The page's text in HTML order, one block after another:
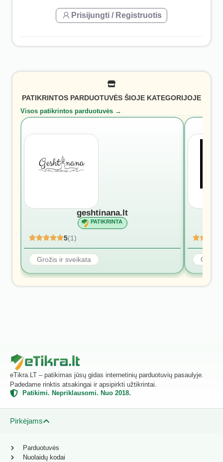
Prisijungti / Registruotis
PATIKRINTOS PARDUOTUVĖS ŠIOJE KATEGORIJOJE
Visos patikrintos parduotuvės →
geshtinana.lt
PATIKRINTA
5(1)
Grožis ir sveikata Grožis
eTikra.LT – patikimas jūsų gidas internetinių parduotuvių pasaulyje.
Padedame rinktis atsakingai ir apsipirkti užtikrintai.
Patikimi. Nepriklausomi. Nuo 2018.
Pirkėjams
Parduotuvės
Nuolaidų kodai